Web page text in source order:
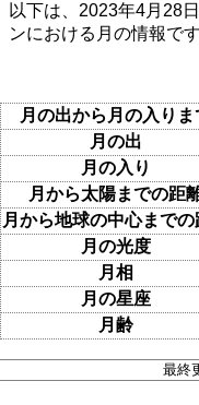
以下は、2023年4月28
ンにおける月の情報で
月の出から月の入りま
月の出
月の入り
月から太陽までの距
月から地球の中心までの
月の光度
月相
月の星座
月齢
最終